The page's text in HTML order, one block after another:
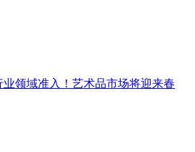
领域准入！艺术品市场将迎来春